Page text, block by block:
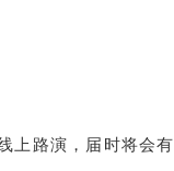
上路演， 届时将会有